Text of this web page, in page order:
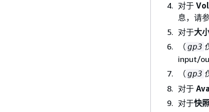
对于
息，请
对于大
（ gp3
input/
（ gp3
对于
对于快